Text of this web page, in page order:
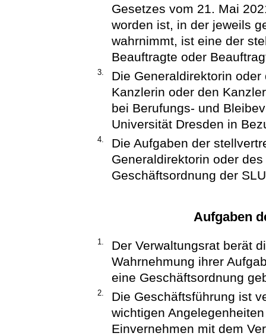
Gesetzes vom 21. Mai
worden ist, in der jeweils
wahrnimmt, ist eine der
Beauftragte oder
3.
Die Generaldirektorin
Kanzlerin oder den
bei Berufungs- und
Universität Dresden in
4.
Die Aufgaben der
Generaldirektorin oder
Geschäftsordnung der
Aufgaben
1.
Der Verwaltungsrat berät
Wahrnehmung ihrer
eine Geschäftsordnung
2.
Die Geschäftsführung ist
wichtigen
Einvernehmen mit dem